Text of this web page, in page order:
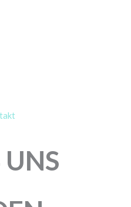
UNS